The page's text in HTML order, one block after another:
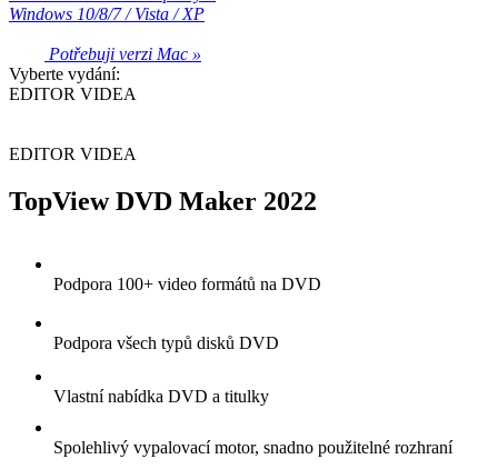
Windows 10/8/7 / Vista / XP
Potřebuji verzi Mac »
Vyberte vydání:
EDITOR VIDEA
EDITOR VIDEA
TopView DVD Maker 2022
Podpora 100+ video formátů na DVD
Podpora všech typů disků DVD
Vlastní nabídka DVD a titulky
Spolehlivý vypalovací motor, snadno použitelné rozhraní